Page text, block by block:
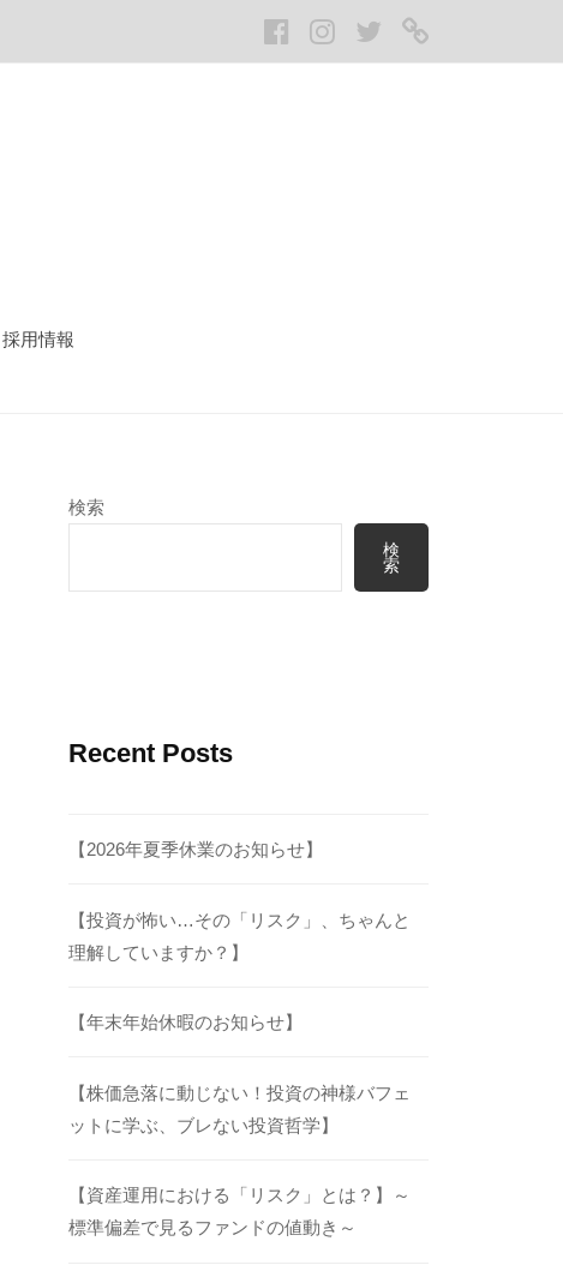
Facebook
Instagram
twitterLINE
採用情報
検索
検
索
Recent Posts
【2026年夏季休業のお知らせ】
【投資が怖い…その「リスク」、ちゃんと
理解していますか？】
【年末年始休暇のお知らせ】
【株価急落に動じない！投資の神様バフェ
ットに学ぶ、ブレない投資哲学】
【資産運用における「リスク」とは？】～
標準偏差で見るファンドの値動き～